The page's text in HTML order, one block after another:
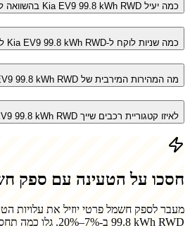
כמה יעיל Kia EV9 99.8 kWh RWD בהשוואה לרכבים חשמליים אחרים?
כמה שניות לוקח ל-Kia EV9 99.8 kWh RWD להגיע ל-100 קמ"ש?
מה המהירות המירבית של Kia EV9 99.8 kWh RWD?
לאיזו קטגוריית רכבים שייך Kia EV9 99.8 kWh RWD?
חסכו על הטעינה עם ספק
מעבר לספק חשמל פרטי יוזיל את עלויות
99.8 kWh RWD ב-7%–20%. גלו כמה תחסכו.